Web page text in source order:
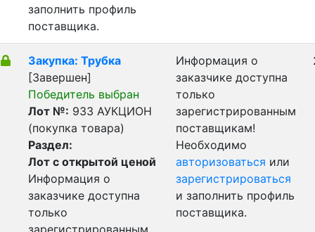
заполнить профиль
поставщика.
Закупка: Трубка
[Завершен]
Победитель выбран
Лот №: 933 АУКЦИОН
(покупка товара)
Раздел:
Лот с открытой ценой
Информация о
заказчике доступна
только
зарегистрированным
Информация о
заказчике доступна
только
зарегистрированным
поставщикам!
Необходимо
авторизоваться или
зарегистрироваться
и заполнить профиль
поставщика.